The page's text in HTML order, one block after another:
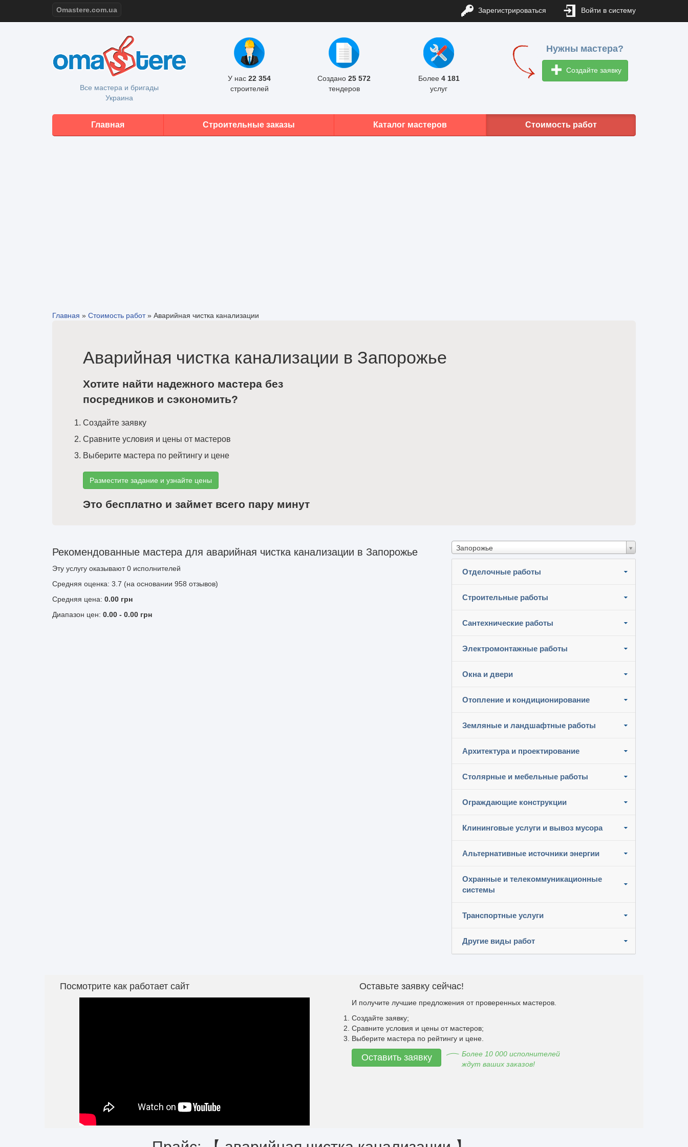
Omastere.com.ua Зарегистрироваться Войти в систему
Все мастера и бригады
Украина
У нас 22 354
строителей
Создано 25 572
тендеров
Более 4 181
услуг
Нужны мастера?
Создайте заявку
Главная Строительные заказы Каталог мастеров Стоимость работ
Главная » Стоимость работ» Аварийная чистка канализации
Аварийная чистка канализации в Запорожье
Хотите найти надежного мастера без
посредников и сэкономить?
Создайте заявку
Сравните условия и цены от мастеров
Выберите мастера по рейтингу и цене
Разместите задание и узнайте цены
Это бесплатно и займет всего пару минут
Запорожье
Отделочные работы
Строительные работы
Сантехнические работы
Электромонтажные работы
Окна и двери
Отопление и кондиционирование
Земляные и ландшафтные работы
Архитектура и проектирование
Столярные и мебельные работы
Ограждающие конструкции
Клининговые услуги и вывоз мусора
Альтернативные источники энергии
Охранные и телекоммуникационные
системы
Транспортные услуги
Другие виды работ
Рекомендованные мастера для аварийная чистка канализации в Запорожье
Эту услугу оказывают0 исполнителей
Средняя оценка: 3.7 (на основании 958 отзывов)
Средняя цена: 0.00 грн
Диапазон цен: 0.00 - 0.00 грн
Посмотрите как работает сайт Оставьте заявку сейчас!
И получите лучшие предложения от проверенных мастеров.
Создайте заявку;
Сравните условия и цены от мастеров;
Выберите мастера по рейтингу и цене.
Оставить заявку
Более 10 000 исполнителей
ждут ваших заказов!